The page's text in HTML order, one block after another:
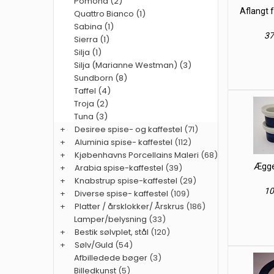
Aflangt
Quattro Bianco (1)
Sabina (1)
Sierra (1)
Silja (1)
Silja (Marianne Westman) (3)
Sundborn (8)
Taffel (4)
Troja (2)
Tuna (3)
+
Desiree spise- og kaffestel (71)
+
Aluminia spise- kaffestel (112)
+
Kjøbenhavns Porcellains Maleri (68)
+
Arabia spise-kaffestel (39)
+
Knabstrup spise-kaffestel (29)
+
Diverse spise- kaffestel (109)
+
Platter / årsklokker/ Årskrus (186)
Lamper/belysning (33)
+
Bestik sølvplet, stål (120)
+
Sølv/Guld (54)
Afbilledede bøger (3)
Billedkunst (5)